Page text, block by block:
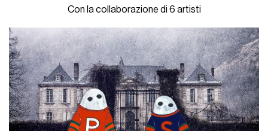
Con la collaborazione di 6 artisti